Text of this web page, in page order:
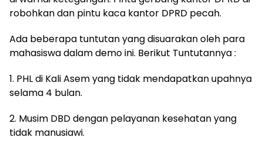
robohkan dan pintu kaca kantor DPRD pecah.
Ada beberapa tuntutan yang disuarakan oleh para
mahasiswa dalam demo ini. Berikut Tuntutannya :
1. PHL di Kali Asem yang tidak mendapatkan upahnya
selama 4 bulan.
2. Musim DBD dengan pelayanan kesehatan yang
tidak manusiawi.